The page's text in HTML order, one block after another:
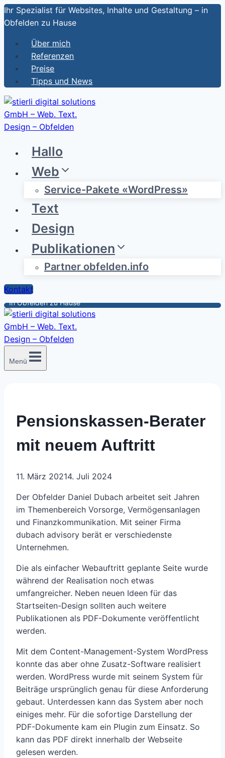
Zum
Inhalt
Ihr Spezialist für Websites, Inhalte und Gestaltung – in
Obfelden zu Hause
Über mich
Referenzen
Preise
Tipps und News
Hallo
Web
Service-Pakete «WordPress»
Text
Design
Publikationen
Partner obfelden.info
Kontakt
In Obfelden zu Hause
Menü
Pensionskassen-Berater
mit neuem Auftritt
11. März 20214. Juli 2024
Der Obfelder Daniel Dubach arbeitet seit Jahren
im Themenbereich Vorsorge, Vermögensanlagen
und Finanzkommunikation. Mit seiner Firma
dubach advisory berät er verschiedenste
Unternehmen.
Die als einfacher Webauftritt geplante Seite wurde
während der Realisation noch etwas
umfangreicher. Neben neuen Ideen für das
Startseiten-Design sollten auch weitere
Publikationen als PDF-Dokumente veröffentlicht
werden.
Mit dem Content-Management-System WordPress
konnte das aber ohne Zusatz-Software realisiert
werden. WordPress wurde mit seinem System für
Beiträge ursprünglich genau für diese Anforderung
gebaut. Unterdessen kann das System aber noch
einiges mehr. Für die sofortige Darstellung der
PDF-Dokumente kam ein Plugin zum Einsatz. So
kann das PDF direkt innerhalb der Webseite
gelesen werden.